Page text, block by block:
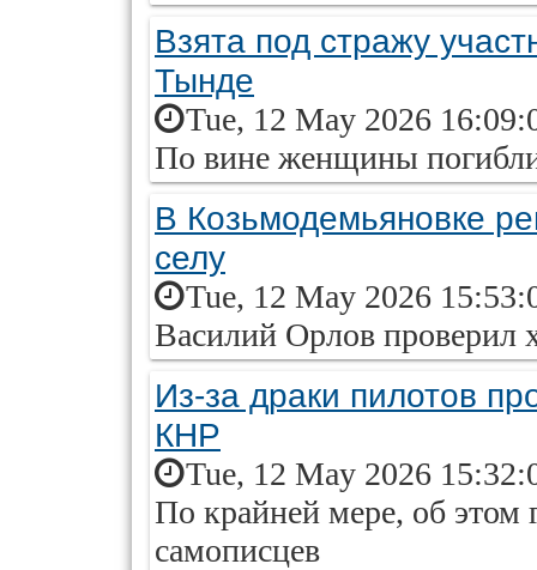
Взята под стражу
Тынде
Tue, 12 May 2026
По вине женщины погибли
В Козьмодемьяновке
селу
Tue, 12 May 2026
Василий Орлов проверил
Из-за драки пилотов
КНР
Tue, 12 May 2026
По крайней мере, об этом
самописцев